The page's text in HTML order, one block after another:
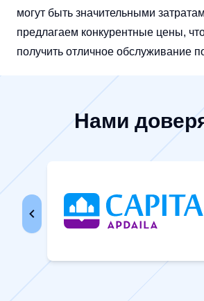
могут быть значительными
предлагаем конкурентные цены,
получить отличное обслуживание
Нами